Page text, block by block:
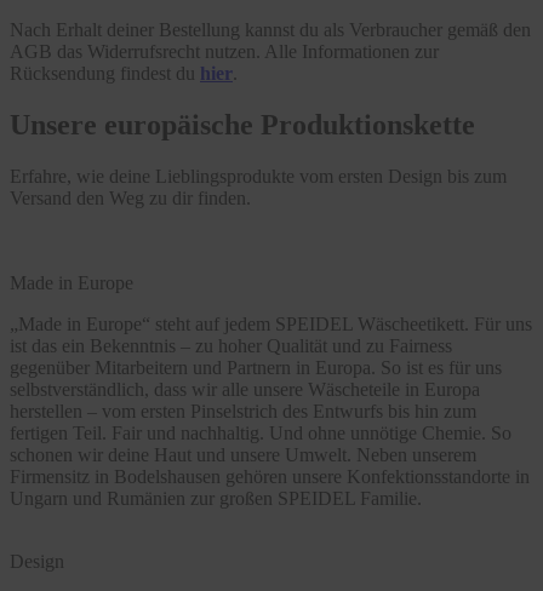
Nach Erhalt deiner Bestellung kannst du als Verbraucher gemäß den
AGB das Widerrufsrecht nutzen. Alle Informationen zur
Rücksendung findest du hier
Unsere europäische Produktionskette
Erfahre, wie deine Lieblingsprodukte vom ersten Design bis zum
Versand den Weg zu dir finden.
Made in Europe
„Made in Europe“ steht auf jedem SPEIDEL Wäscheetikett. Für uns
ist das ein Bekenntnis – zu hoher Qualität und zu Fairness
gegenüber Mitarbeitern und Partnern in Europa. So ist es für uns
selbstverständlich, dass wir alle unsere Wäscheteile in Europa
herstellen – vom ersten Pinselstrich des Entwurfs bis hin zum
fertigen Teil. Fair und nachhaltig. Und ohne unnötige Chemie. So
schonen wir deine Haut und unsere Umwelt. Neben unserem
Firmensitz in Bodelshausen gehören unsere Konfektionsstandorte in
Ungarn und Rumänien zur großen SPEIDEL Familie.
Design